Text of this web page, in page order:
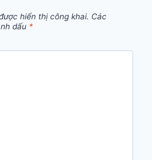
hiển thị công khai. Các
dấu *